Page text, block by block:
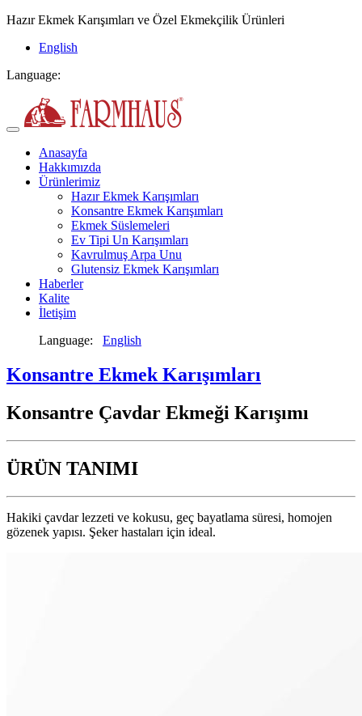
Hazır Ekmek Karışımları ve Özel Ekmekçilik Ürünleri
English
Language:
Anasayfa
Hakkımızda
Ürünlerimiz
Hazır Ekmek Karışımları
Konsantre Ekmek Karışımları
Ekmek Süslemeleri
Ev Tipi Un Karışımları
Kavrulmuş Arpa Unu
Glutensiz Ekmek Karışımları
Haberler
Kalite
İletişim
Language: English
Konsantre Ekmek Karışımları
Konsantre Çavdar Ekmeği Karışımı
ÜRÜN TANIMI
Hakiki çavdar lezzeti ve kokusu, geç bayatlama süresi, homojen
gözenek yapısı. Şeker hastaları için ideal.